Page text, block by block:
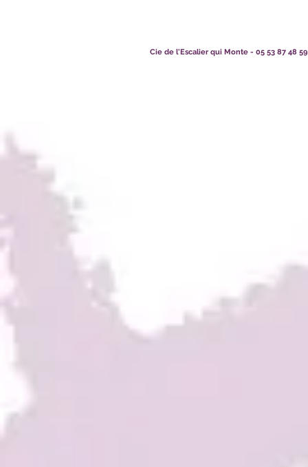
Cie de l'Escalier qui Monte - 05 53 87 48